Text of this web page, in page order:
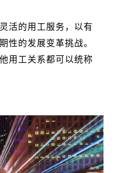
活的用工服务，以有
性的发展变革挑战。
用工关系都可以统称